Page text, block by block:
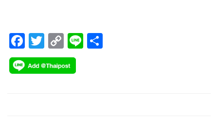
F
ac
e
T
wi
tt
C
o
p
Li